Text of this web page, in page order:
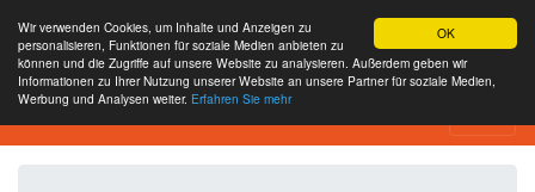
OK
Wir verwenden Cookies, um Inhalte und Anzeigen zu
personalisieren, Funktionen für soziale Medien anbieten zu
können und die Zugriffe auf unsere Website zu analysieren. Außerdem geben wir
Informationen zu Ihrer Nutzung unserer Website an unsere Partner für soziale Medien,
Werbung und Analysen weiter. Erfahren Sie mehr
SEO Analytics